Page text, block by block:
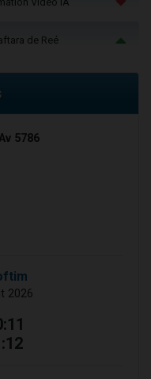
de Reé
5786
2026